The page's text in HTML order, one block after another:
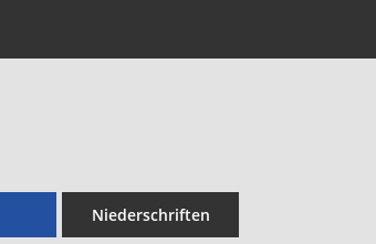
Niederschriften